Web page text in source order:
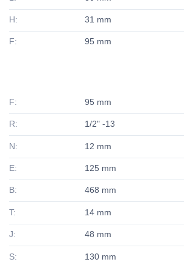
H: 31 mm
F: 95 mm
F: 95 mm
R: 1/2" -13
N: 12 mm
E: 125 mm
B: 468 mm
T: 14 mm
J: 48 mm
S: 130 mm